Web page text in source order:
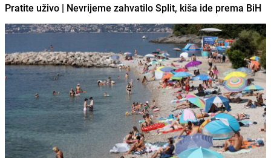
Pratite uživo | Nevrijeme zahvatilo Split, kiša ide prema BiH